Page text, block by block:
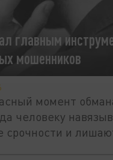
главным
мошенников
момент
человеку
срочности и